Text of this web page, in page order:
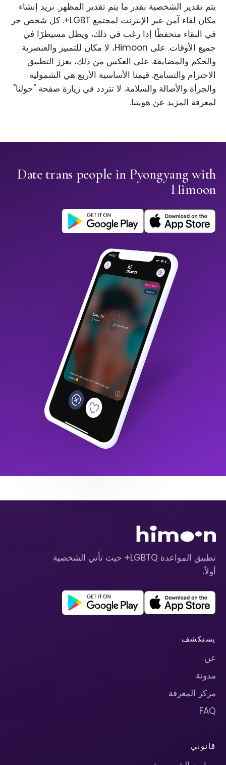
يتم تقدير الشخصية بقدر ما يتم تقدير المظهر. نريد إنشاء
مكان لقاء آمن عبر الإنترنت لمجتمع LGBT+. كل شخص حر
في البقاء متحفظًا إذا رغب في ذلك، ويظل مسيطرًا في
جميع الأوقات. على Himoon، لا مكان للتمييز والعنصرية
والحكم والمضايقة. على العكس من ذلك، يعزز التطبيق
الاحترام والتسامح. قيمنا الأساسية الأربع هي الشمولية
والجرأة والأصالة والسلامة. لا تتردد في زيارة صفحة "حولنا"
لمعرفة المزيد عن هويتنا.
Date trans people in Pyongyang with
Himoon
تطبيق المواعدة LGBTQ+ حيث تأتي الشخصية
أولاً.
يستكشف
عن
مدونة
مركز المعرفة
FAQ
قانوني